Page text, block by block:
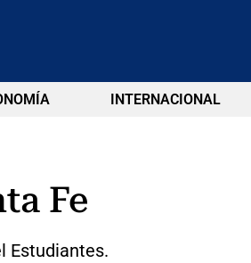
INTERNACIONAL
Fe
Estudiantes.